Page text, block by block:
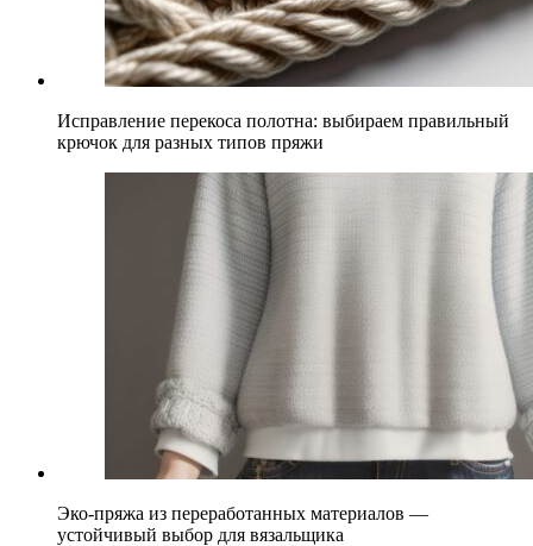
Исправление перекоса полотна: выбираем правильный
крючок для разных типов пряжи
Эко-пряжа из переработанных материалов —
устойчивый выбор для вязальщика